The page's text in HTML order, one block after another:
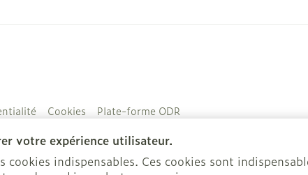
votre expérience utilisateur.
indispensables. Ces cookies sont
Cookies Plate-forme ODR